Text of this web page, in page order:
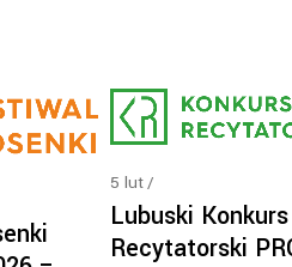
5 lut
Lubuski Konkurs
Recytatorski